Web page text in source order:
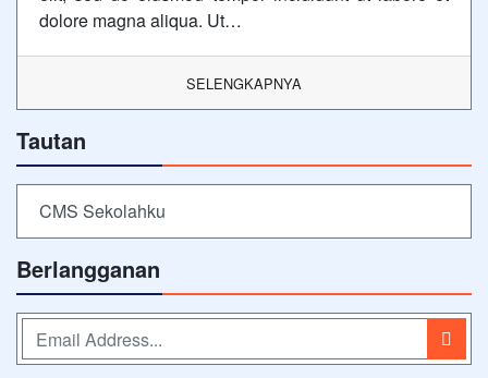
dolore magna aliqua. Ut…
SELENGKAPNYA
Tautan
CMS Sekolahku
Berlangganan